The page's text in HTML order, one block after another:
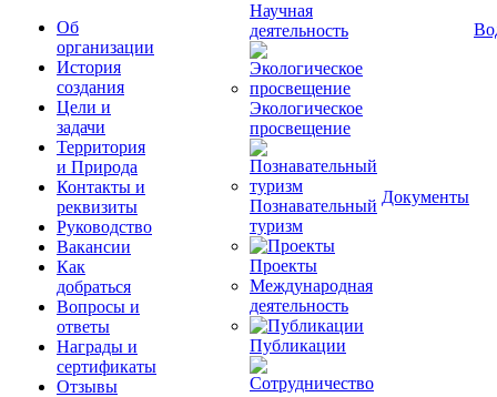
Об
организации
История
создания
Цели и
задачи
Территория
и Природа
Контакты и
реквизиты
Руководство
Вакансии
Как
добраться
Вопросы и
ответы
Награды и
сертификаты
Отзывы
Научная
деятельность
Экологическое
просвещение
Познавательный
туризм
Проекты
Международная
деятельность
Публикации
Документы